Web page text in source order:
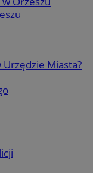
Urzędzie Miasta?